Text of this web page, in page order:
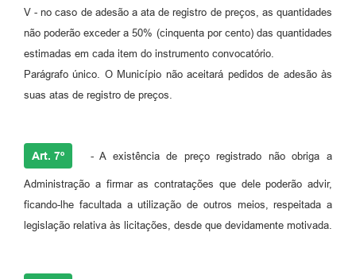
V - no caso de adesão a ata de registro de preços, as quantidades
não poderão exceder a 50% (cinquenta por cento) das quantidades
estimadas em cada item do instrumento convocatório.
Parágrafo único. O Município não aceitará pedidos de adesão às
suas atas de registro de preços.
Art. 7º - A existência de preço registrado não obriga a
Administração a firmar as contratações que dele poderão advir,
ficando-lhe facultada a utilização de outros meios, respeitada a
legislação relativa às licitações, desde que devidamente motivada.